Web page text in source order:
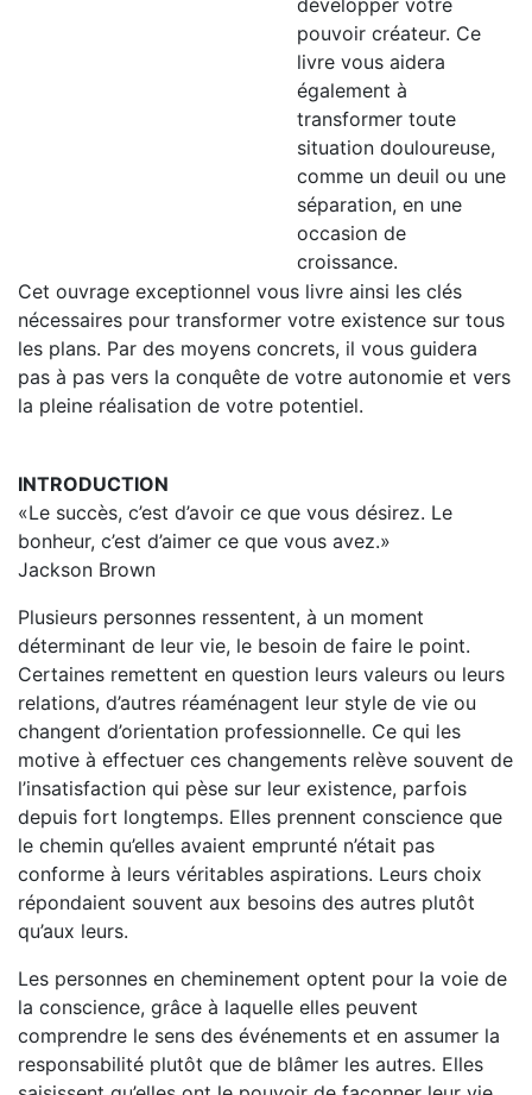
développer votre
pouvoir créateur. Ce
livre vous aidera
également à
transformer toute
situation douloureuse,
comme un deuil ou une
séparation, en une
occasion de
croissance.
Cet ouvrage exceptionnel vous livre ainsi les clés
nécessaires pour transformer votre existence sur tous
les plans. Par des moyens concrets, il vous guidera
pas à pas vers la conquête de votre autonomie et vers
la pleine réalisation de votre potentiel.
INTRODUCTION
«Le succès, c’est d’avoir ce que vous désirez. Le
bonheur, c’est d’aimer ce que vous avez.»
Jackson Brown
Plusieurs personnes ressentent, à un moment
déterminant de leur vie, le besoin de faire le point.
Certaines remettent en question leurs valeurs ou leurs
relations, d’autres réaménagent leur style de vie ou
changent d’orientation professionnelle. Ce qui les
motive à effectuer ces changements relève souvent de
l’insatisfaction qui pèse sur leur existence, parfois
depuis fort longtemps. Elles prennent conscience que
le chemin qu’elles avaient emprunté n’était pas
conforme à leurs véritables aspirations. Leurs choix
répondaient souvent aux besoins des autres plutôt
qu’aux leurs.
Les personnes en cheminement optent pour la voie de
la conscience, grâce à laquelle elles peuvent
comprendre le sens des événements et en assumer la
responsabilité plutôt que de blâmer les autres. Elles